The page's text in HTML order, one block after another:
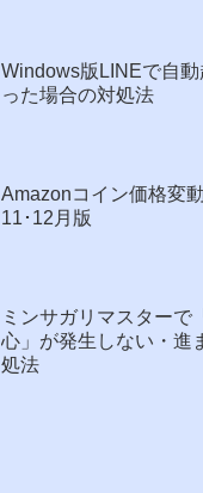
Windows版LINEで自
った場合の対処法
Amazonコイン価格変
11･12月版
ミンサガリマスターで
心」が発生しない・進
処法